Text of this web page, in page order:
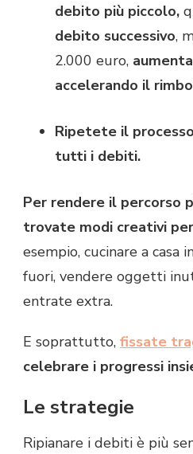
debito più piccolo,
debito successivo,
2.000 euro,
accelerando il
Ripetete il
tutti i debiti.
Per rendere il percorso
trovate modi creativi
esempio, cucinare a casa
fuori, vendere oggetti
entrate extra.
E soprattutto, fissate
celebrare i progressi
Le strategie
Ripianare i debiti è più